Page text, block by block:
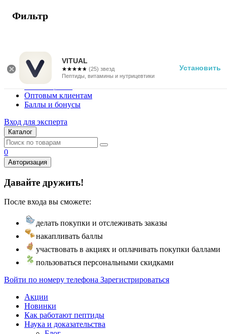
VITUAL
☆☆☆☆☆
★★★★★ (25) звезд
Пептиды, витамины и нутрицевтики
Установить
г. Москва
Vitual Peptide
+7 (800) 101-13-25
Специалистам
Поставщикам
Оптовым клиентам
Баллы и бонусы
Вход для эксперта
Каталог
0
Авторизация
Давайте дружить!
После входа вы сможете:
делать покупки и отслеживать заказы
накапливать баллы
участвовать в акциях и оплачивать покупки баллами
пользоваться персональными скидками
Войти по номеру телефона Зарегистрироваться
Акции
Новинки
Как работают пептиды
Наука и доказательства
Фильтр